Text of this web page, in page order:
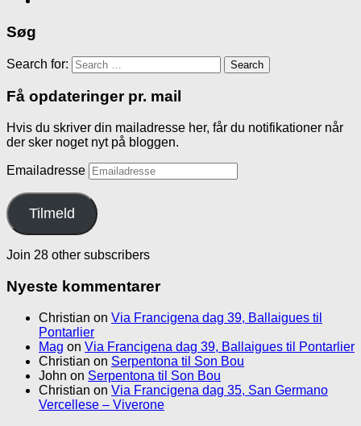
Søg
Search for:
Få opdateringer pr. mail
Hvis du skriver din mailadresse her, får du notifikationer når
der sker noget nyt på bloggen.
Emailadresse
Tilmeld
Join 28 other subscribers
Nyeste kommentarer
Christian on Via Francigena dag 39, Ballaigues til
Pontarlier
Mag on Via Francigena dag 39, Ballaigues til Pontarlier
Christian on Serpentona til Son Bou
John on Serpentona til Son Bou
Christian on Via Francigena dag 35, San Germano
Vercellese – Viverone